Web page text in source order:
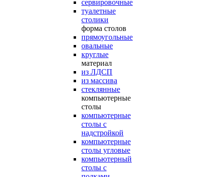
сервировочные
туалетные
столики
форма столов
прямоугольные
овальные
круглые
материал
из ЛДСП
из массива
стеклянные
компьютерные
столы
компьютерные
столы с
надстройкой
компьютерные
столы угловые
компьютерный
столы с